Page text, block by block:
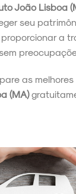
João Lisboa
seu
a
as
(MA)